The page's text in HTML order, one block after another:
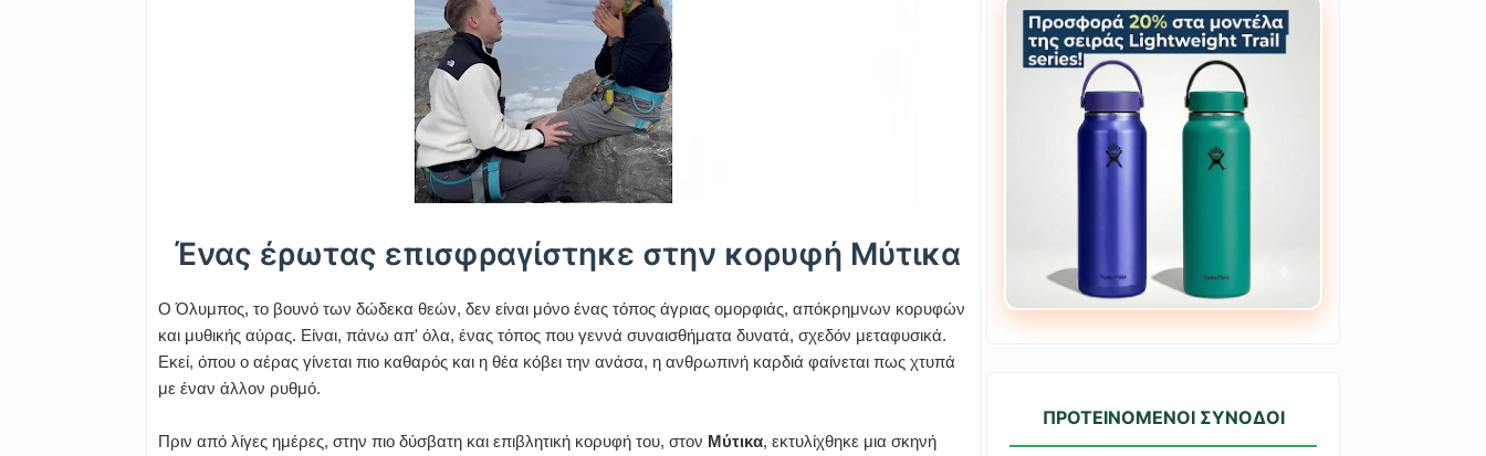
Ένας έρωτας επισφραγίστηκε στην κορυφή Μύτικα
Ο Όλυμπος, το βουνό των δώδεκα θεών, δεν είναι μόνο ένας τόπος άγριας ομορφιάς, απόκρημνων κορυφών
και μυθικής αύρας. Είναι, πάνω απ' όλα, ένας τόπος που γεννά συναισθήματα δυνατά, σχεδόν μεταφυσικά.
Εκεί, όπου ο αέρας γίνεται πιο καθαρός και η θέα κόβει την ανάσα, η ανθρωπινή καρδιά φαίνεται πως χτυπά
με έναν άλλον ρυθμό.
Πριν από λίγες ημέρες, στην πιο δύσβατη και επιβλητική κορυφή του, στον Μύτικα, εκτυλίχθηκε μια σκηνή
ΠΡΟΤΕΙΝΟΜΕΝΟΙ ΣΥΝΟΔΟΙ